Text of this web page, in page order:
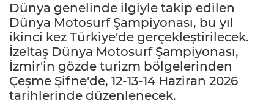
Dünya genelinde ilgiyle takip edilen
Dünya Motosurf Şampiyonası, bu yıl
ikinci kez Türkiye'de gerçekleştirilecek.
İzeltaş Dünya Motosurf Şampiyonası,
İzmir'in gözde turizm bölgelerinden
Çeşme Şifne'de, 12-13-14 Haziran 2026
tarihlerinde düzenlenecek.